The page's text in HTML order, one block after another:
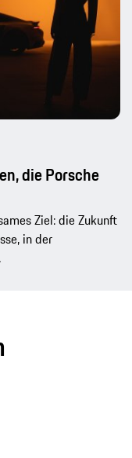
die Porsche
Ziel: die Zukunft
in der